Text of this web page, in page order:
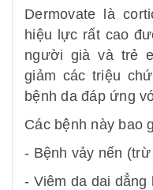
Dermovate là
hiệu lực rất cao
người già và trẻ
giảm các triệu
bệnh da đáp ứng
Các bệnh này bao
- Bệnh vảy nến
- Viêm da dai dẳng